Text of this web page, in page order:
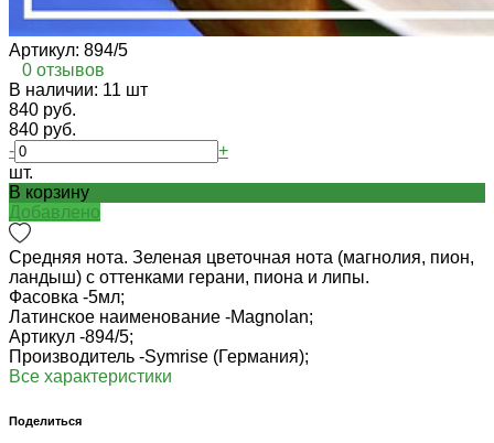
Артикул: 894/5
0 отзывов
В наличии: 11 шт
840 руб.
840 руб.
-
+
шт.
В корзину
Добавлено
Средняя нота. Зеленая цветочная нота (магнолия, пион,
ландыш) с оттенками герани, пиона и липы.
Фасовка -5мл;
Латинское наименование -Magnolan;
Артикул -894/5;
Производитель -Symrise (Германия);
Все характеристики
Поделиться